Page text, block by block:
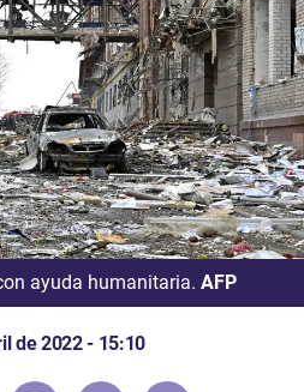
ayuda humanitaria. AFP
de 2022 - 15:10